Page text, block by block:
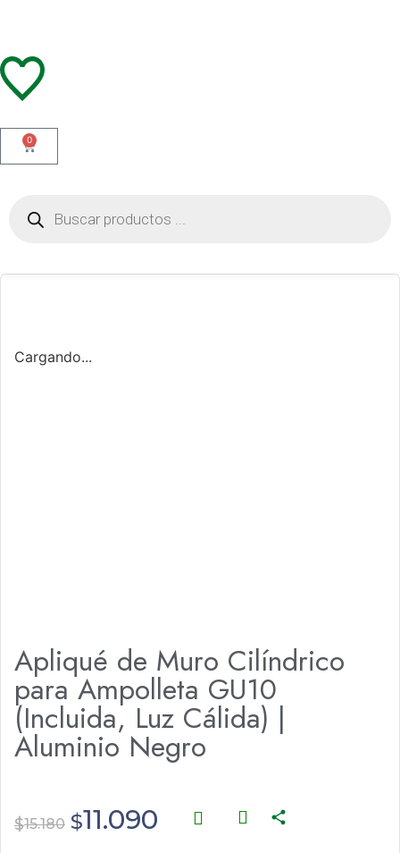
0
Cargando...
Apliqué de Muro Cilíndrico
para Ampolleta GU10
(Incluida, Luz Cálida) |
Aluminio Negro
$15.180 $11.090